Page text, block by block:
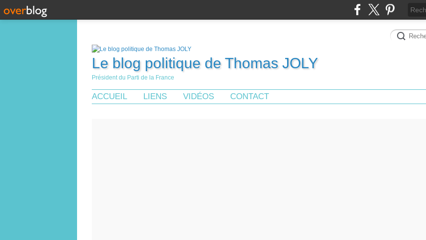
Le blog politique de Thomas JOLY
Président du Parti de la France
ACCUEIL LIENS VIDÉOS CONTACT